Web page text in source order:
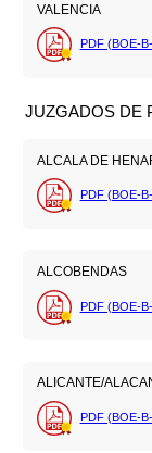
VALENCIA
PDF (BOE-
JUZGADOS DE
ALCALA DE
PDF (BOE-
ALCOBENDAS
PDF (BOE-
ALICANTE/
PDF (BOE-